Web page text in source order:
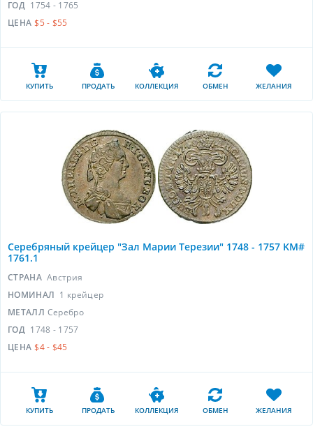
ГОД 1754 - 1765
ЦЕНА $5 - $55
КУПИТЬ ПРОДАТЬ КОЛЛЕКЦИЯ ОБМЕН ЖЕЛАНИЯ
Серебряный крейцер "Зал Марии Терезии" 1748 - 1757 KM#
1761.1
СТРАНА Австрия
НОМИНАЛ 1 крейцер
МЕТАЛЛ Серебро
ГОД 1748 - 1757
ЦЕНА $4 - $45
КУПИТЬ ПРОДАТЬ КОЛЛЕКЦИЯ ОБМЕН ЖЕЛАНИЯ